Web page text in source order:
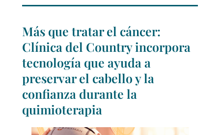
Más que tratar el cáncer:
Clínica del Country incorpora
tecnología que ayuda a
preservar el cabello y la
confianza durante la
quimioterapia